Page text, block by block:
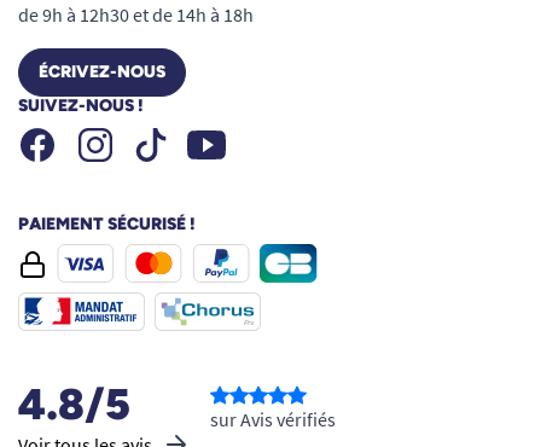
de 9h à 12h30 et de 14h à 18h
ÉCRIVEZ-NOUS
SUIVEZ-NOUS !
FacebookInstagramTiktok Youtube
PAIEMENT SÉCURISÉ !
4.8/5 sur Avis vérifiés